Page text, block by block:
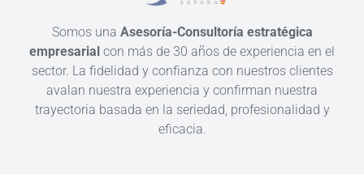
Somos una Asesoría-Consultoría estratégica
empresarial con más de 30 años de experiencia en el
sector. La fidelidad y confianza con nuestros clientes
avalan nuestra experiencia y confirman nuestra
trayectoria basada en la seriedad, profesionalidad y
eficacia.